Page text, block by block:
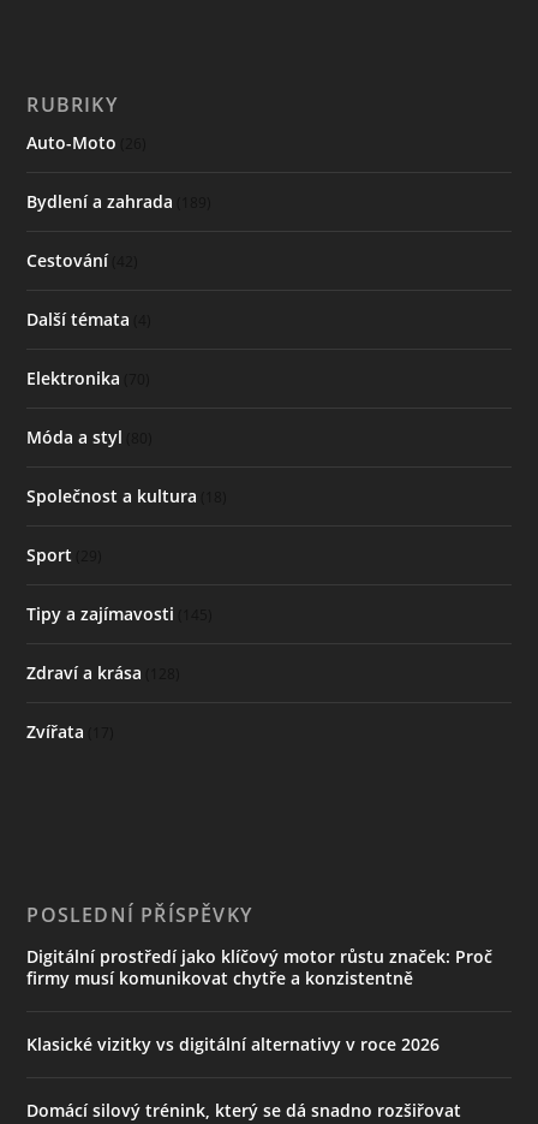
RUBRIKY
Auto-Moto
Bydlení a zahrada
Cestování(42)
Další témata
Elektronika
Móda a styl
Společnost a kultura
Sport
Tipy a zajímavosti
Zdraví a krása
Zvířata
POSLEDNÍ PŘÍSPĚVKY
Digitální prostředí jako klíčový motor růstu značek: Proč
firmy musí komunikovat chytře a konzistentně
Klasické vizitky vs digitální alternativy v roce 2026
Domácí silový trénink, který se dá snadno rozšiřovat